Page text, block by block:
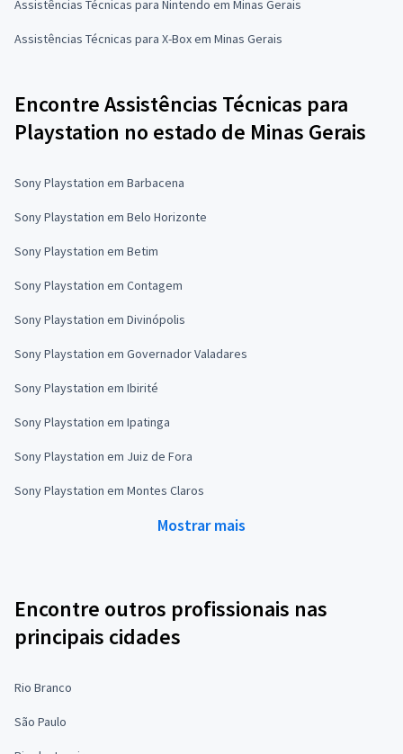
Assistências Técnicas para Nintendo em Minas Gerais
Assistências Técnicas para X-Box em Minas Gerais
Encontre Assistências Técnicas para
Playstation no estado de Minas Gerais
Sony Playstation em Barbacena
Sony Playstation em Belo Horizonte
Sony Playstation em Betim
Sony Playstation em Contagem
Sony Playstation em Divinópolis
Sony Playstation em Governador Valadares
Sony Playstation em Ibirité
Sony Playstation em Ipatinga
Sony Playstation em Juiz de Fora
Sony Playstation em Montes Claros
Mostrar mais
Encontre outros profissionais nas
principais cidades
Rio Branco
São Paulo